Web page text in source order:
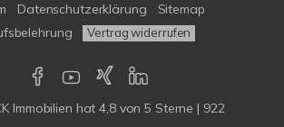
Datenschutzerklärung
Sitemap
Vertrag widerrufen
Immobilien hat4,8von5 Sterne | 922